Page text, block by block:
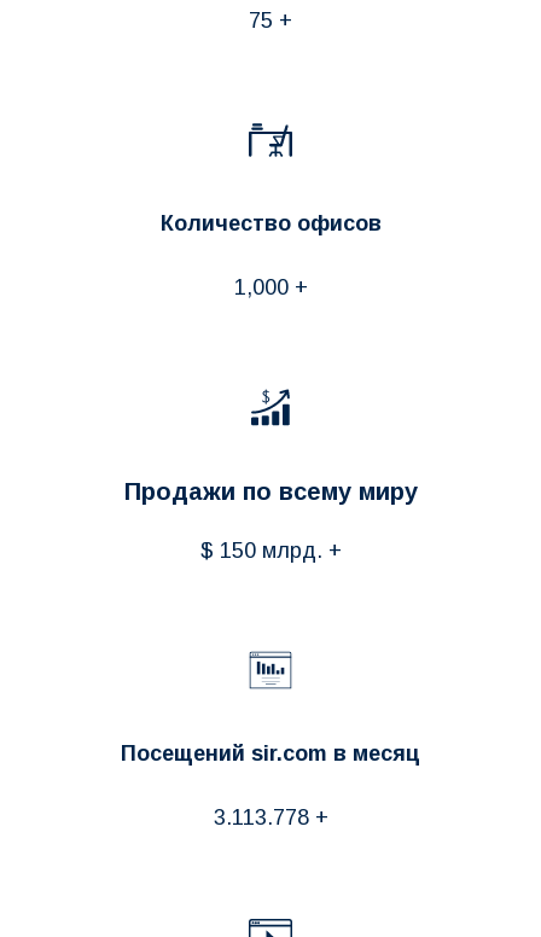
75 +
Количество офисов
1,000 +
Продажи по всему миру
$ 150 млрд. +
Посещений sir.com в месяц
3.113.778 +